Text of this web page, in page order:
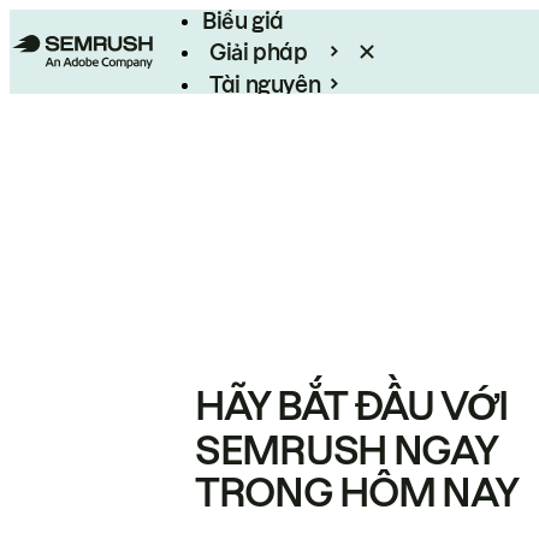
Biểu giá
Giải pháp
Tài nguyên
HÃY BẮT ĐẦU VỚI
SEMRUSH NGAY
TRONG HÔM NAY